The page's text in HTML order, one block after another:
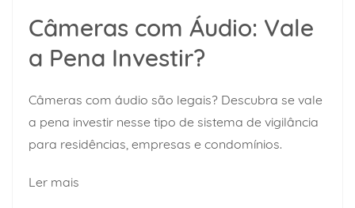
Câmeras com Áudio: Vale
a Pena Investir?
Câmeras com áudio são legais? Descubra se vale
a pena investir nesse tipo de sistema de vigilância
para residências, empresas e condomínios.
Ler mais